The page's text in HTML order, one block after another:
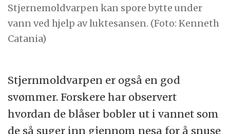
Stjernemoldvarpen kan spore bytte under
vann ved hjelp av luktesansen. (Foto: Kenneth
Catania)
Stjernmoldvarpen er også en god
svømmer. Forskere har observert
hvordan de blåser bobler ut i vannet som
de så suger inn gjennom nesa for å snuse